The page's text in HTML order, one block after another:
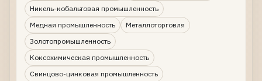
Никель-кобальтовая промышленность
Медная промышленность
Металлоторговля
Золотопромышленность
Коксохимическая промышленность
Свинцово-цинковая промышленность